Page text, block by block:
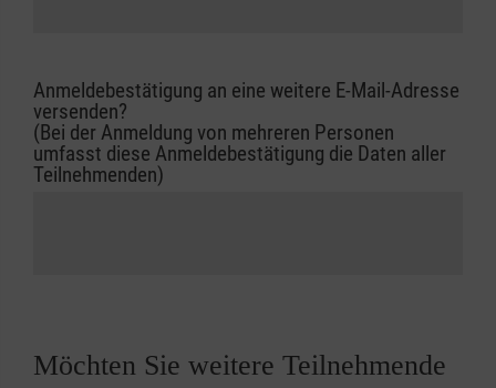
Anmeldebestätigung an eine weitere E-Mail-Adresse
versenden?
(Bei der Anmeldung von mehreren Personen
umfasst diese Anmeldebestätigung die Daten aller
Teilnehmenden)
Möchten Sie weitere Teilnehmende